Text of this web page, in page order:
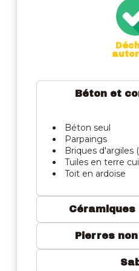
Béton et
Béton seul
Parpaings
Briques d'argiles
Tuiles en terre
Toit en ardoise
Pierres